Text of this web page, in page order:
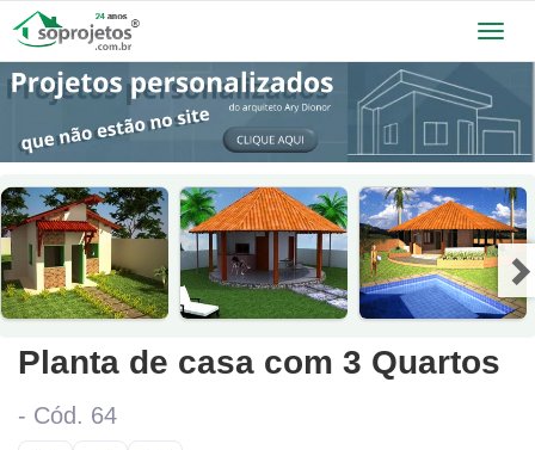
Planta de casa com 3 Quartos
- Cód. 64